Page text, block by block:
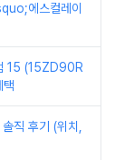
에스컬레이
15 (15ZD90R
직 후기 (위치,